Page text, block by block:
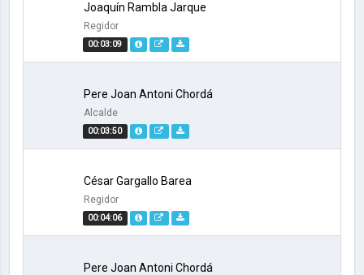
00:03:09
Joaquín Rambla Jarque
Regidor
00:03:50
Pere Joan Antoni Chordá
Alcalde
00:04:06
César Gargallo Barea
Regidor
Pere Joan Antoni Chordá